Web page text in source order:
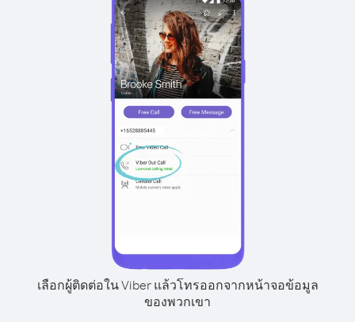
เลือกผู้ติดต่อใน Viber แล้วโทรออกจากหน้าจอข้อมูล
ของพวกเขา